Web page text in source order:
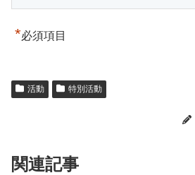
*必須項目
活動 特別活動
関連記事